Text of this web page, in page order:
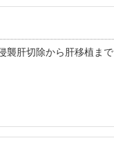
襲肝切除から肝移植まで